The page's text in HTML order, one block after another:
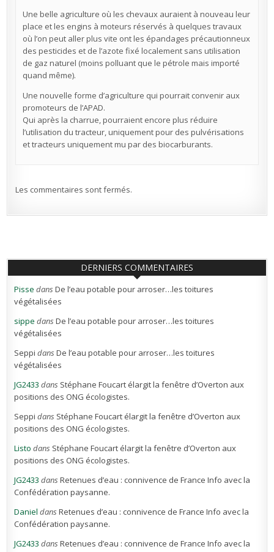
Une belle agriculture où les chevaux auraient à nouveau leur
place et les engins à moteurs réservés à quelques travaux
où l’on peut aller plus vite ont les épandages précautionneux
des pesticides et de l’azote fixé localement sans utilisation
de gaz naturel (moins polluant que le pétrole mais importé
quand même).
Une nouvelle forme d’agriculture qui pourrait convenir aux
promoteurs de l’APAD.
Qui après la charrue, pourraient encore plus réduire
l’utilisation du tracteur, uniquement pour des pulvérisations
et tracteurs uniquement mu par des biocarburants.
Les commentaires sont fermés.
DERNIERS COMMENTAIRES
Pisse dansDe l’eau potable pour arroser…les toitures
végétalisées
sippe dansDe l’eau potable pour arroser…les toitures
végétalisées
Seppi dansDe l’eau potable pour arroser…les toitures
végétalisées
JG2433 dans Stéphane Foucart élargit la fenêtre d’Overton aux
positions des ONG écologistes.
Seppi dans Stéphane Foucart élargit la fenêtre d’Overton aux
positions des ONG écologistes.
Listo dans Stéphane Foucart élargit la fenêtre d’Overton aux
positions des ONG écologistes.
JG2433 dansRetenues d’eau : connivence de France Info avec la
Confédération paysanne.
Daniel dansRetenues d’eau : connivence de France Info avec la
Confédération paysanne.
JG2433 dansRetenues d’eau : connivence de France Info avec la